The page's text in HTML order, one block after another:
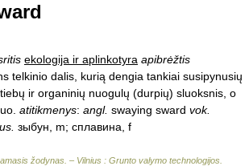
ekologija ir aplinkotyra apibrėžtis
telkinio dalis, kurią dengia tankiai susipynusių
ir organinių nuogulų (durpių) sluoksnis, o
atitikmenys: angl. swaying sward vok.
зыбун, m; сплавина, f
žodynas. – Vilnius : Grunto valymo technologijos